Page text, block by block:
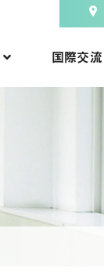
国際交流